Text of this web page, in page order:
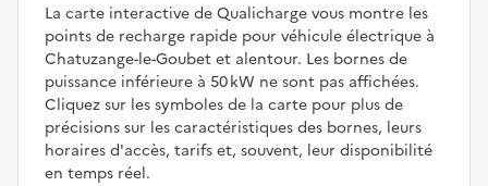
La carte interactive de Qualicharge vous montre les
points de recharge rapide pour véhicule électrique à
Chatuzange-le-Goubet et alentour. Les bornes de
puissance inférieure à 50 kW ne sont pas affichées.
Cliquez sur les symboles de la carte pour plus de
précisions sur les caractéristiques des bornes, leurs
horaires d'accès, tarifs et, souvent, leur disponibilité
en temps réel.